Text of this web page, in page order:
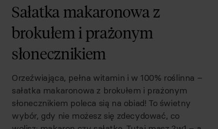
Sałatka makaronowa z
brokułem i prażonym
słonecznikiem
Orzeźwiająca, pełna witamin i w 100% roślinna –
sałatka makaronowa z brokułem i prażonym
słonecznikiem poleca sią na obiad! To świetny
wybór, gdy nie możesz się zdecydować, co